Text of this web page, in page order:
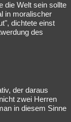
die Welt sein sollte
in moralischer
dichtete einst
des
der daraus
zwei Herren
in diesem Sinne